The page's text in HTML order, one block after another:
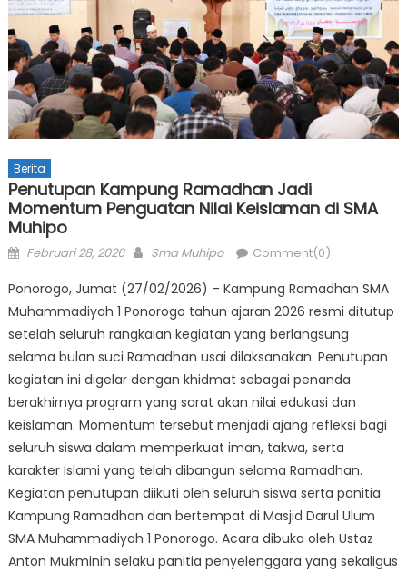
Berita
Penutupan Kampung Ramadhan Jadi
Momentum Penguatan Nilai Keislaman di SMA
Muhipo
Posted
Februari 28, 2026 Author
Sma Muhipo Comment(0)
Ponorogo, Jumat (27/02/2026) – Kampung Ramadhan SMA
Muhammadiyah 1 Ponorogo tahun ajaran 2026 resmi ditutup
setelah seluruh rangkaian kegiatan yang berlangsung
selama bulan suci Ramadhan usai dilaksanakan. Penutupan
kegiatan ini digelar dengan khidmat sebagai penanda
berakhirnya program yang sarat akan nilai edukasi dan
keislaman. Momentum tersebut menjadi ajang refleksi bagi
seluruh siswa dalam memperkuat iman, takwa, serta
karakter Islami yang telah dibangun selama Ramadhan.
Kegiatan penutupan diikuti oleh seluruh siswa serta panitia
Kampung Ramadhan dan bertempat di Masjid Darul Ulum
SMA Muhammadiyah 1 Ponorogo. Acara dibuka oleh Ustaz
Anton Mukminin selaku panitia penyelenggara yang sekaligus